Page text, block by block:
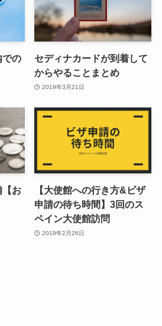
での
セディナカードが到着して
からやることまとめ
2019年3月21日
【お
【大使館への行き方&ビザ
申請の待ち時間】3回のス
ペイン大使館訪問
2019年2月26日